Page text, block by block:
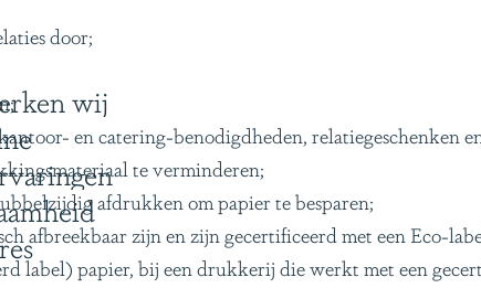
wij
door;
en catering-benodigdheden, relatiegeschenken
te verminderen;
afdrukken om papier te besparen;
afbreekbaar zijn en zijn gecertificeerd met een Eco-
label) papier, bij een drukkerij die werkt met een